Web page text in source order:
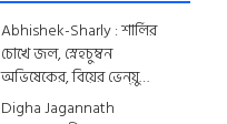
Abhishek-Sharly : শার্লির
চোখে জল, স্নেহচুম্বন
অভিষেকের, বিয়ের ভেন্য়ু
থেকে মেনু...দেখে নিন
Digha Jagannath